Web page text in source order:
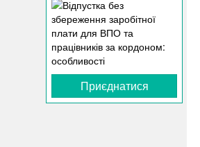
Приєднатися